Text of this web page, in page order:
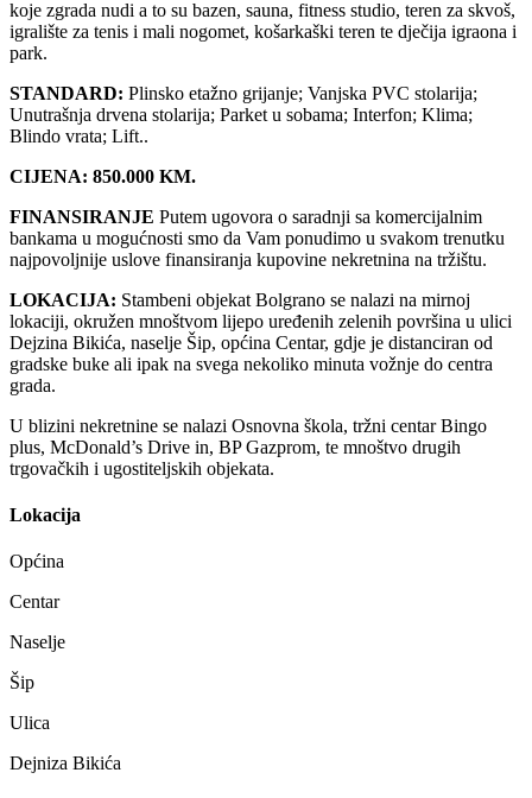
koje zgrada nudi a to su bazen, sauna, fitness studio, teren za skvoš,
igralište za tenis i mali nogomet, košarkaški teren te dječija igraona i
park.
STANDARD: Plinsko etažno grijanje; Vanjska PVC stolarija;
Unutrašnja drvena stolarija; Parket u sobama; Interfon; Klima;
Blindo vrata; Lift..
CIJENA: 850.000 KM.
FINANSIRANJE Putem ugovora o saradnji sa komercijalnim
bankama u mogućnosti smo da Vam ponudimo u svakom trenutku
najpovoljnije uslove finansiranja kupovine nekretnina na tržištu.
LOKACIJA: Stambeni objekat Bolgrano se nalazi na mirnoj
lokaciji, okružen mnoštvom lijepo uređenih zelenih površina u ulici
Dejzina Bikića, naselje Šip, općina Centar, gdje je distanciran od
gradske buke ali ipak na svega nekoliko minuta vožnje do centra
grada.
U blizini nekretnine se nalazi Osnovna škola, tržni centar Bingo
plus, McDonald’s Drive in, BP Gazprom, te mnoštvo drugih
trgovačkih i ugostiteljskih objekata.
Lokacija
Općina
Centar
Naselje
Šip
Ulica
Dejniza Bikića